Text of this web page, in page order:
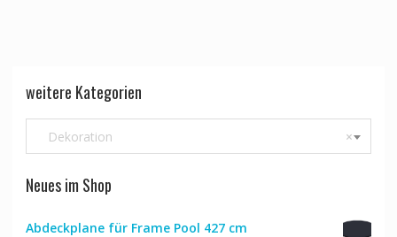
weitere Kategorien
×
Dekoration
Neues im Shop
Abdeckplane für Frame Pool 427 cm